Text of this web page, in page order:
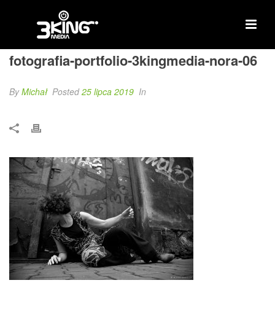
fotografia-portfolio-3kingmedia-nora-06
ByMichał Posted25 lipca 2019 In